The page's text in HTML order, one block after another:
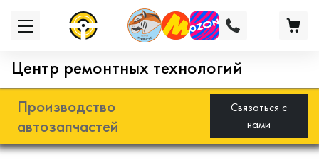
Центр ремонтных технологий
Производство
автозапчастей
Связаться с
нами